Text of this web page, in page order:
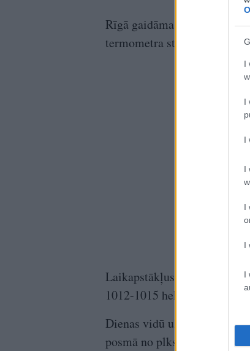
I
I
I
I
I
I
I
Rīgā gaidāma sausa un
termometra stabiņš
Laikapstākļus ietekmē
1012-1015 hektopaskāli
Dienas vidū ultravioletais
posmā no plkst. 12 līdz 15.